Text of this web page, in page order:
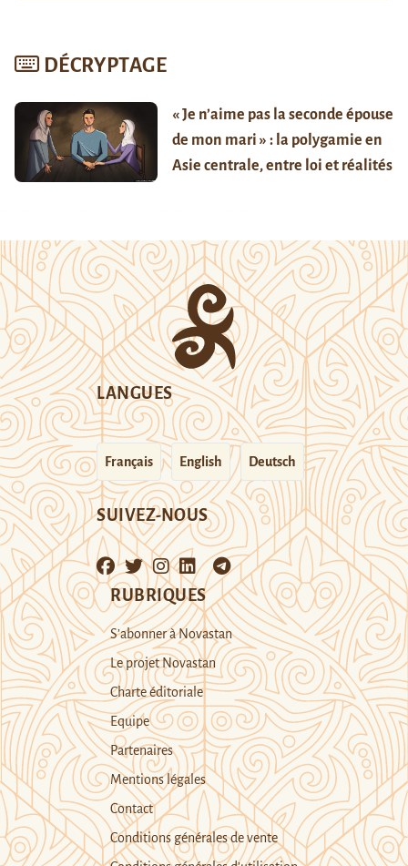
DÉCRYPTAGE
« Je n’aime pas la seconde épouse
de mon mari » : la polygamie en
Asie centrale, entre loi et réalités
LANGUES
Français English Deutsch
SUIVEZ-NOUS
RUBRIQUES
S’abonner à Novastan
Le projet Novastan
Charte éditoriale
Equipe
Partenaires
Mentions légales
Contact
Conditions générales de vente